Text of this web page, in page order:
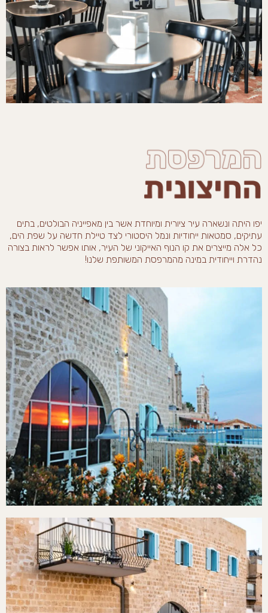
יפו היתה ונשארה עיר ציורית ומיוחדת אשר בין מאפייניה הבולטים, בתים
עתיקים, סמטאות ייחודיות ונמל היסטורי לצד טיילת חדשה על שפת הים,
כל אלה מייצרים את קו הנוף האייקוני של העיר, אותו אפשר לראות בצורה
נהדרת וייחודית במינה מהמרפסת המשותפת שלנו!